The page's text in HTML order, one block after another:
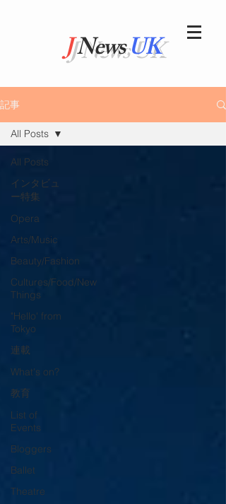
JNewsUK
記事
All Posts
インタビュ
ー特集
Opera
Arts/Music
Beauty/Fashion
Cultures/Food/New
Things
"Hello' from
Tokyo
連載
What's on?
教育
List of
Events
Bloggers
Ballet
Theatre
All Posts